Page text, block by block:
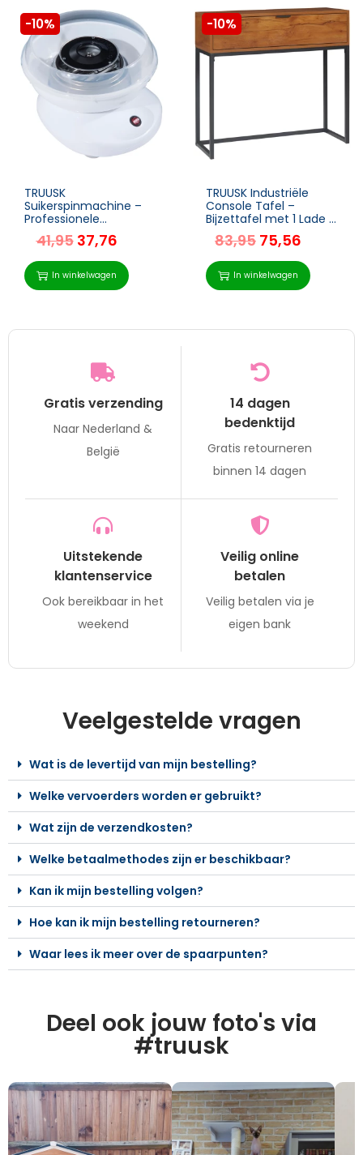
-10%
TRUUSK
Suikerspinmachine –
Professionele
Suikerspinmaker –
Inclusief Suikerspin
Stokjes – Eenvoudig in
Gebruik – Wit
41,95 37,76
In winkelwagen
-10%
TRUUSK Industriële
Console Tafel –
Bijzettafel met 1 Lade –
Bruin + Zwart – Vintage
Design – Stijlvol en
Functioneel
83,95 75,56
In winkelwagen
Gratis verzending
Naar Nederland &
België
14 dagen
bedenktijd
Gratis retourneren
binnen 14 dagen
Uitstekende
klantenservice
Ook bereikbaar in het
weekend
Veilig online
betalen
Veilig betalen via je
eigen bank
Veelgestelde vragen
Wat is de levertijd van mijn bestelling?
Welke vervoerders worden er gebruikt?
Wat zijn de verzendkosten?
Welke betaalmethodes zijn er beschikbaar?
Kan ik mijn bestelling volgen?
Hoe kan ik mijn bestelling retourneren?
Waar lees ik meer over de spaarpunten?
Deel ook jouw foto's via
#truusk